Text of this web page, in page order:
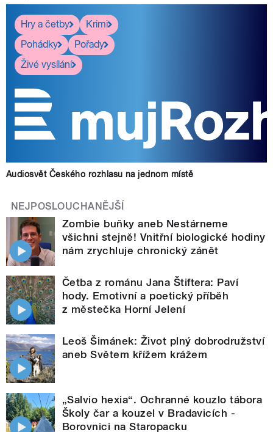
Hry a četby
Krimi
Pohádky
Pořady
Živé vysílání
Audiosvět Českého rozhlasu na jednom místě
NEJPOSLOUCHANĚJŠÍ
Zombie buňky aneb Nestárneme
všichni stejně! Vnitřní biologické hodiny
nám zrychluje chronický zánět
Četba z románu Jana Štiftera: Paví
hody. Emotivní a poetický příběh
z městečka Horní Jelení
Leoš Šimánek: Život plný dobrodružství
aneb Světem křížem krážem
„Salvio hexia“. Ochranné kouzlo tábora
Školy čar a kouzel v Bradavicích -
Borovnici na Staropacku